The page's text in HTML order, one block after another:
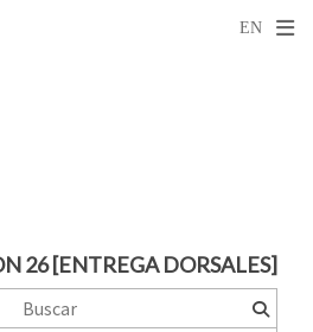
26 [ENTREGA DORSALES]